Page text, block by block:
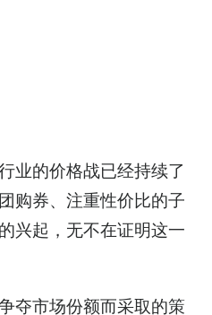
业的价格战已经持续了
购券、注重性价比的子
兴起，无不在证明这一
夺市场份额而采取的策